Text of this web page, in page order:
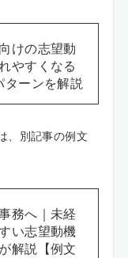
けの志望動
やすくなる
ターンを解説
、別記事の例文
務へ｜未経
い志望動機
解説【例文